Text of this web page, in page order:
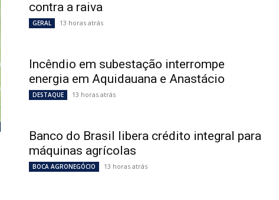
contra a raiva
GERAL 13 horas atrás
Incêndio em subestação interrompe
energia em Aquidauana e Anastácio
DESTAQUE 13 horas atrás
Banco do Brasil libera crédito integral para
máquinas agrícolas
BOCA AGRONEGÓCIO 13 horas atrás